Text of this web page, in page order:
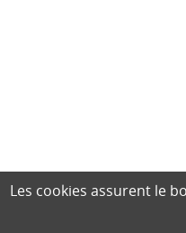
Les cookies assurent le